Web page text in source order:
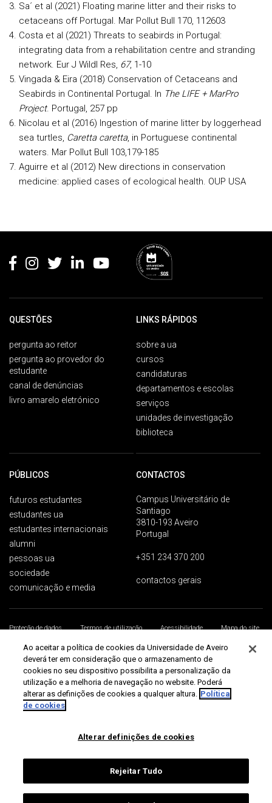
Sa´ et al (2021) Floating marine litter and their risks to
cetaceans off Portugal. Mar Pollut Bull 170, 112603
Costa et al (2021) Threats to seabirds in Portugal:
integrating data from a rehabilitation centre and stranding
network. Eur J Wildl Res, 67, 1-10
Vingada & Eira (2018) Conservation of Cetaceans and
Seabirds in Continental Portugal. In The LIFE + MarPro
Project. Portugal, 257 pp
Nicolau et al (2016) Ingestion of marine litter by loggerhead
sea turtles, Caretta caretta, in Portuguese continental
waters. Mar Pollut Bull 103,179-185
Aguirre et al (2012) New directions in conservation
medicine: applied cases of ecological health. OUP USA
QUESTÕES
pergunta ao reitor
pergunta ao provedor do
estudante
canal de denúncias
livro amarelo eletrónico
LINKS RÁPIDOS
sobre a ua
cursos
candidaturas
departamentos e escolas
serviços
unidades de investigação
biblioteca
PÚBLICOS
futuros estudantes
estudantes ua
estudantes internacionais
alumni
pessoas ua
sociedade
comunicação e media
CONTACTOS
Campus Universitário de
Santiago
3810-193 Aveiro
Portugal
+351 234 370 200
contactos gerais
Proteção de dados Termos de utilização Acessibilidade
Mapa do site
Universidade de Aveiro 2026
Ao aceitar a política de cookies da Universidade de Aveiro
deverá ter em consideração que o armazenamento de
cookies no seu dispositivo possibilita a personalização da
utilização e a melhoria de navegação no website. Poderá
alterar as definições de cookies a qualquer altura. Política
de cookies
Alterar definições de cookies
Rejeitar Tudo